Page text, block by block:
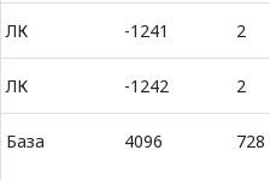
ЛК -1241 2
ЛК -1242 2
База 4096 728